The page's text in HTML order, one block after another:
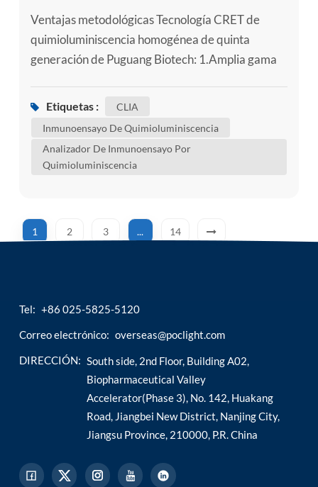
Ventajas metodológicas Tecnología CRET de
quimioluminiscencia homogénea de quinta
generación de Puguang Biotech: 1.Amplia gama
3. Los resultados son muy precisos; 4. Los
costo y baja tasa de fallas; 6. No se requiere
Etiquetas :
CLIA
Inmunoensayo De Quimioluminiscencia
Analizador De Inmunoensayo Por
Quimioluminiscencia
1 2 3 ... 14
Tel: +86 025-5825-5120
Correo electrónico: overseas@poclight.com
DIRECCIÓN: South side, 2nd Floor, Building A02,
Biopharmaceutical Valley
Accelerator(Phase 3), No. 142, Huakang
Road, Jiangbei New District, Nanjing City,
Jiangsu Province, 210000, P.R. China